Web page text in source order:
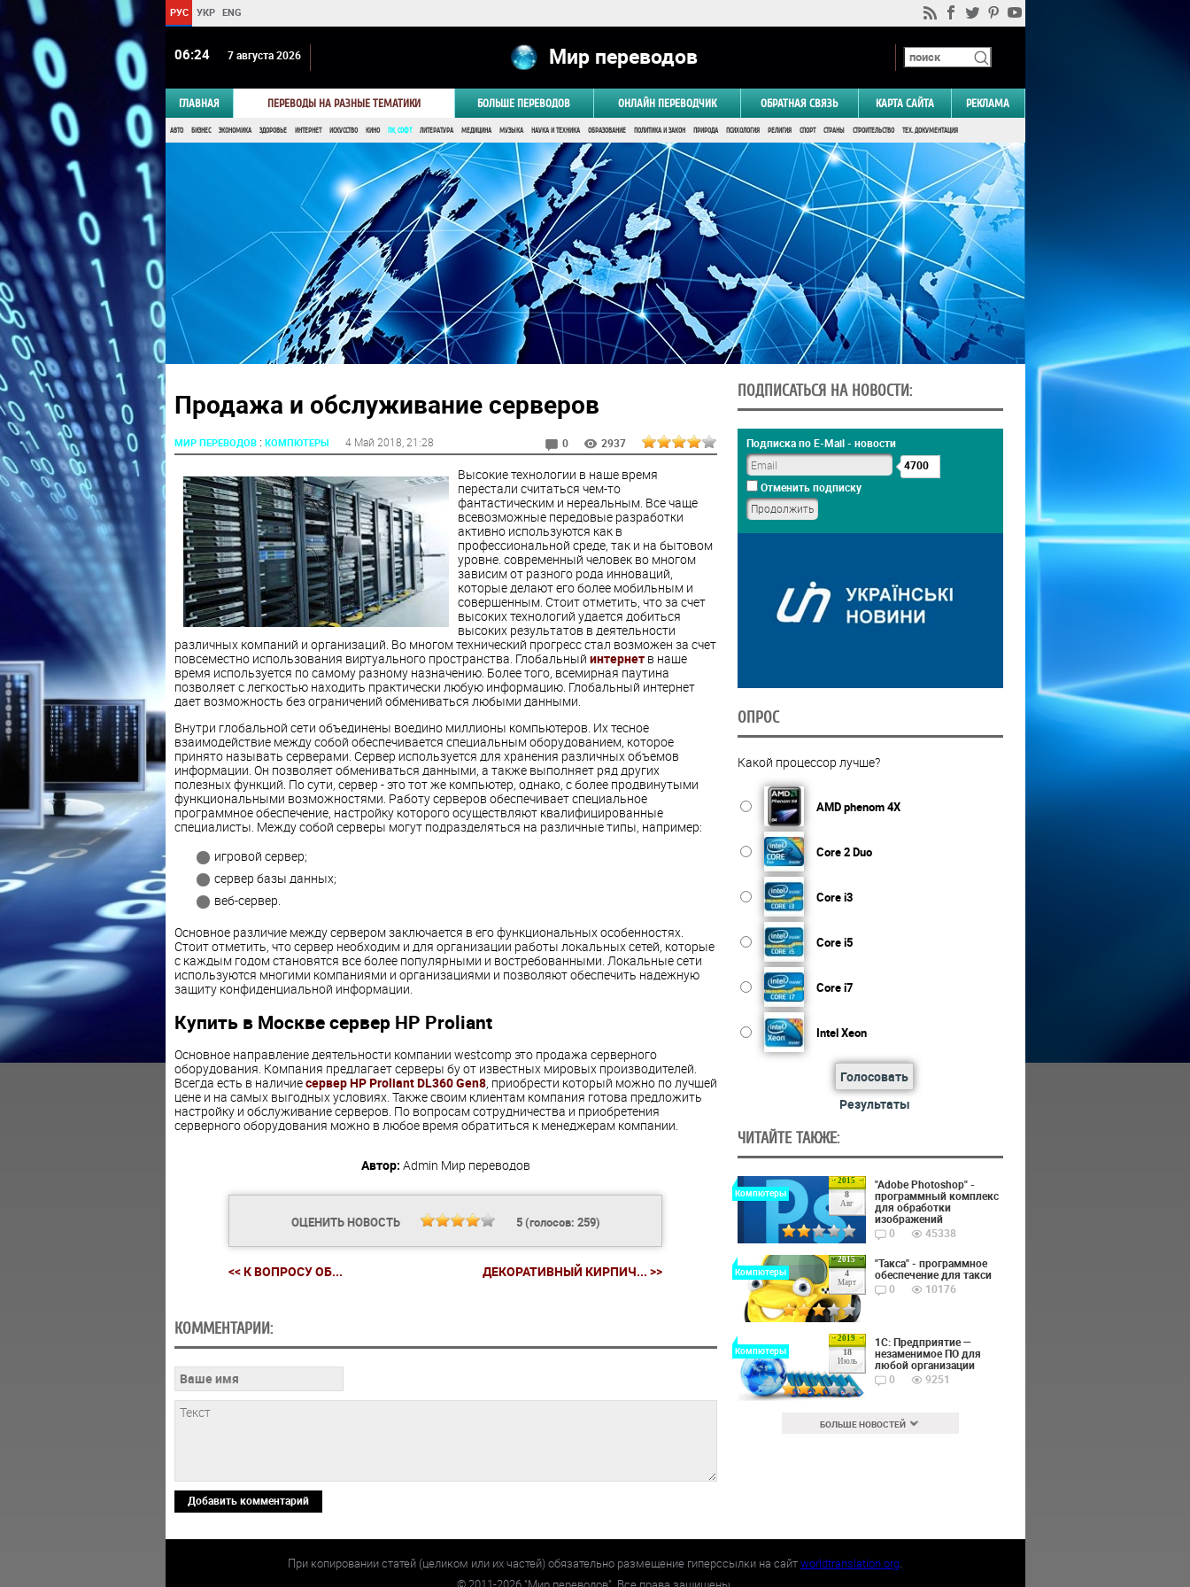
РУС УКР ENG
06 24 7 августа 2026 Мир переводов
ГЛАВНАЯ ПЕРЕВОДЫ НА РАЗНЫЕ ТЕМАТИКИ БОЛЬШЕ ПЕРЕВОДОВ ОНЛАЙН ПЕРЕВОДЧИК ОБРАТНАЯ СВЯЗЬ КАРТА САЙТА РЕКЛАМА
АВТО БИЗНЕС ЭКОНОМИКА ЗДОРОВЬЕ ИНТЕРНЕТ ИСКУССТВО КИНО ПК, СОФТ ЛИТЕРАТУРА МЕДИЦИНА МУЗЫКА НАУКА И ТЕХНИКА ОБРАЗОВАНИЕ ПОЛИТИКА И ЗАКОН ПРИРОДА ПСИХОЛОГИЯ РЕЛИГИЯ СПОРТ СТРАНЫ СТРОИТЕЛЬСТВО ТЕХ. ДОКУМЕНТАЦИЯ
Продажа и обслуживание серверов
МИР ПЕРЕВОДОВ: КОМПЮТЕРЫ 4 Май 2018 , 21:28 0 2937
Высокие технологии в наше время
перестали считаться чем-то
фантастическим и нереальным. Все чаще
всевозможные передовые разработки
активно используются как в
профессиональной среде, так и на бытовом
уровне. современный человек во многом
зависим от разного рода инноваций,
которые делают его более мобильным и
совершенным. Стоит отметить, что за счет
высоких технологий удается добиться
высоких результатов в деятельности
различных компаний и организаций. Во многом технический прогресс стал возможен за счет
повсеместно использования виртуального пространства. Глобальный интернетв наше
время используется по самому разному назначению. Более того, всемирная паутина
позволяет с легкостью находить практически любую информацию. Глобальный интернет
дает возможность без ограничений обмениваться любыми данными.
Внутри глобальной сети объединены воедино миллионы компьютеров. Их тесное
взаимодействие между собой обеспечивается специальным оборудованием, которое
принято называть серверами. Сервер используется для хранения различных объемов
информации. Он позволяет обмениваться данными, а также выполняет ряд других
полезных функций. По сути, сервер - это тот же компьютер, однако, с более продвинутыми
функциональными возможностями. Работу серверов обеспечивает специальное
программное обеспечение, настройку которого осуществляют квалифицированные
специалисты. Между собой серверы могут подразделяться на различные типы, например:
игровой сервер;
сервер базы данных;
веб-сервер.
Основное различие между сервером заключается в его функциональных особенностях.
Стоит отметить, что сервер необходим и для организации работы локальных сетей, которые
с каждым годом становятся все более популярными и востребованными. Локальные сети
используются многими компаниями и организациями и позволяют обеспечить надежную
защиту конфиденциальной информации.
Купить в Москве сервер HP Proliant
Основное направление деятельности компании westcomp это продажа серверного
оборудования. Компания предлагает серверы бу от известных мировых производителей.
Всегда есть в наличиесервер HP Proliant DL360 Gen8, приобрести который можно по лучшей
цене и на самых выгодных условиях. Также своим клиентам компания готова предложить
настройку и обслуживание серверов. По вопросам сотрудничества и приобретения
серверного оборудования можно в любое время обратиться к менеджерам компании.
Автор: Admin Мир переводов
ОЦЕНИТЬ НОВОСТЬ 5(голосов: 259)
<< К ВОПРОСУ ОБ... ДЕКОРАТИВНЫЙ КИРПИЧ... >>
КОММЕНТАРИИ:
Добавить комментарий
ПОДПИСАТЬСЯ НА НОВОСТИ:
Подписка по E-Mail - новости
4700
Отменить подписку
ОПРОС
Какой процессор лучше?
AMD phenom 4X
Core 2 Duo
Core i3
Core i5
Core i7
Intel Xeon
Голосовать
Результаты
ЧИТАЙТЕ ТАКЖЕ:
2015
8
Авг
Компютеры
"Adobe Photoshop" -
программный комплекс
для обработки
изображений
0
45338
2015
4
Март
Компютеры
"Такса" - программное
обеспечение для такси
0
10176
2019
18
Июль
Компютеры
1С: Предприятие —
незаменимое ПО для
любой организации
0
9251
БОЛЬШЕ НОВОСТЕЙ
При копировании статей (целиком или их частей) обязательно размещение гиперссылки на сайтworldtranslation.org.